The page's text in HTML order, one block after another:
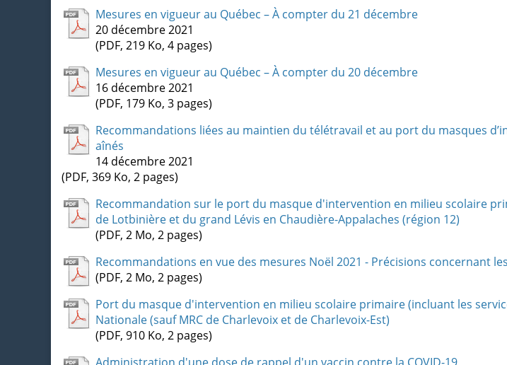
Mesures en vigueur au Québec – À compter du 21 décembre
20 décembre 2021
(PDF, 219 Ko, 4 pages)
Mesures en vigueur au Québec – À compter du 20 décembre
16 décembre 2021
(PDF, 179 Ko, 3 pages)
Recommandations liées au maintien du télétravail et au port du masques
aînés
14 décembre 2021
(PDF, 369 Ko, 2 pages)
Recommandation sur le port du masque d'intervention en milieu scolaire
de Lotbinière et du grand Lévis en Chaudière-Appalaches (région 12)
(PDF, 2 Mo, 2 pages)
Recommandations en vue des mesures Noël 2021 - Précisions concernant
(PDF, 2 Mo, 2 pages)
Port du masque d'intervention en milieu scolaire primaire (incluant les
Nationale (sauf MRC de Charlevoix et de Charlevoix-Est)
(PDF, 910 Ko, 2 pages)